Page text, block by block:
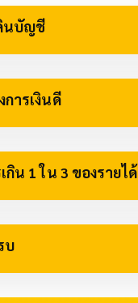
นบัญชี
การเงินดี
กิน 1 ใน 3 ของรายได้
บ​